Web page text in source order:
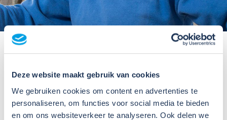
Deze website maakt gebruik van cookies
We gebruiken cookies om content en advertenties te
personaliseren, om functies voor social media te bieden
en om ons websiteverkeer te analyseren. Ook delen we
Helaas zijn er geen berichten gevonden.